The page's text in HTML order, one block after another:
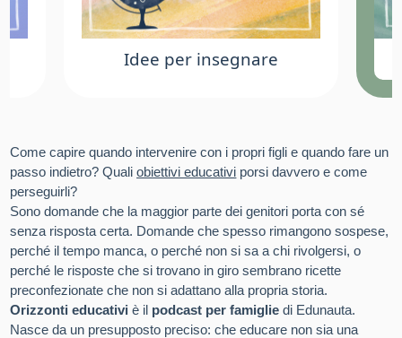
Idee per insegnare
Come capire quando intervenire con i propri figli e quando fare un
passo indietro? Qualiobiettivi educativi porsi davvero e come
perseguirli?
Sono domande che la maggior parte dei genitori porta con sé
senza risposta certa. Domande che spesso rimangono sospese,
perché il tempo manca, o perché non si sa a chi rivolgersi, o
perché le risposte che si trovano in giro sembrano ricette
preconfezionate che non si adattano alla propria storia.
Orizzonti educativi è il podcast per famiglie di Edunauta.
Nasce da un presupposto preciso: che educare non sia una